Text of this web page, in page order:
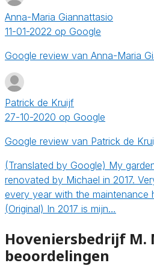
Anna-Maria Giannattasio
11-01-2022 op Google
Google review van Anna-Maria
Patrick de Kruijf
27-10-2020 op Google
Google review van Patrick de
(Translated by Google) My
renovated by Michael in 2017.
every year with the maintenance
(Original) In 2017 is mijn…
Hoveniersbedrijf M.
beoordelingen